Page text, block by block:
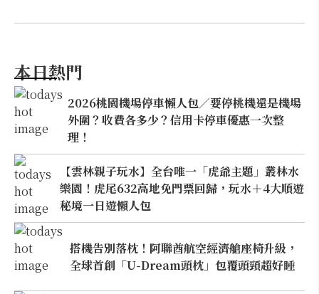
本日熱門
2026桃園機場停車懶人包／要停桃機還是機場
外圍？收費各多少？信用卡停車優惠一次整
理！
【雲林親子玩水】全台唯一「虎爺主題」叢林水
樂園！虎尾632高地免門票回歸，玩水＋4大順遊
秘境一日遊懶人包
搭機告別落枕！阿聯酋航空經濟艙座椅升級，
全球首創「U-Dream頭枕」包覆頭頸超好睡